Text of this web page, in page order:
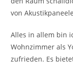
von
Alles in allem bin
Wohnzimmer als
zufrieden. Es